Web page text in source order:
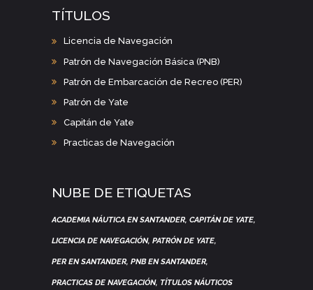
TÍTULOS
Licencia de Navegación
Patrón de Navegación Básica (PNB)
Patrón de Embarcación de Recreo (PER)
Patrón de Yate
Capitán de Yate
Practicas de Navegación
NUBE DE ETIQUETAS
ACADEMIA NÁUTICA EN SANTANDER CAPITÁN DE YATE
LICENCIA DE NAVEGACIÓN PATRÓN DE YATE
PER EN SANTANDER PNB EN SANTANDER
PRACTICAS DE NAVEGACIÓN TÍTULOS NÁUTICOS